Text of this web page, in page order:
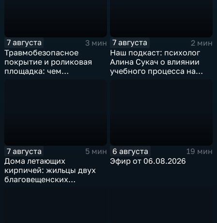
7 августа
3 мин
Травмобезопасное
покрытие и роликовая
площадка: чем
7 августа
2 мин
Наш подкаст: психолог
Алина Сукач о влиянии
учебного процесса на
7 августа
5 мин
Дома летающих
кирпичей: жильцы двух
благовещенских
6 августа
19 мин
Эфир от 06.08.2026